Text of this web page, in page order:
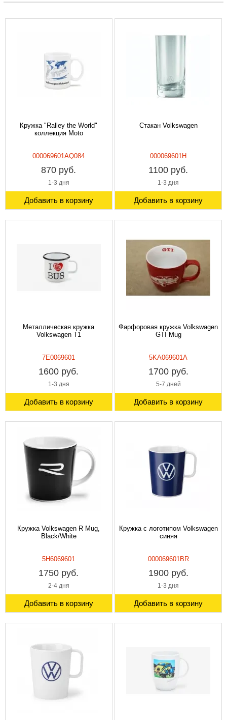
Кружка "Ralley the World"
коллекция Moto
000069601AQ084
870 руб.
1-3 дня
Добавить в корзину
Стакан Volkswagen
000069601H
1100 руб.
1-3 дня
Добавить в корзину
Металлическая кружка
Volkswagen T1
7E0069601
1600 руб.
1-3 дня
Добавить в корзину
Фарфоровая кружка Volkswagen
GTI Mug
5KA069601A
1700 руб.
5-7 дней
Добавить в корзину
Кружка Volkswagen R Mug,
Black/White
5H6069601
1750 руб.
2-4 дня
Добавить в корзину
Кружка с логотипом Volkswagen
синяя
000069601BR
1900 руб.
1-3 дня
Добавить в корзину